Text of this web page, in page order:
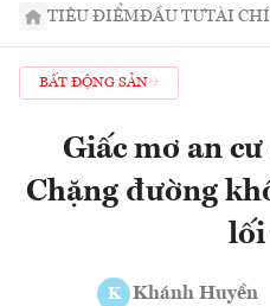
TIÊU ĐIỂMĐẦU TƯTÀI
BẤT ĐỘNG SẢN
Giấc mơ an
Chặng đường
K Khánh Huyền